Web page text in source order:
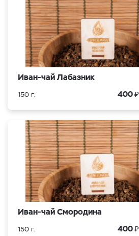
Иван-чай Лабазник
150 г. 400₽
Иван-чай Смородина
150 г. 400₽